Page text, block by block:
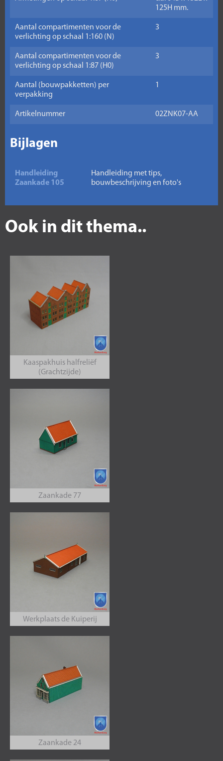
125H mm.
Aantal compartimenten voor de
verlichting op schaal 1:160 (N)
3
Aantal compartimenten voor de
verlichting op schaal 1:87 (H0)
3
Aantal (bouwpakketten) per
verpakking
1
Artikelnummer 02ZNK07-AA
Bijlagen
Handleiding
Zaankade 105
Handleiding met tips,
bouwbeschrijving en foto's
Ook in dit thema..
Kaaspakhuis halfreliëf
(Grachtzijde)
Zaankade 77
Werkplaats de Kuiperij
Zaankade 24